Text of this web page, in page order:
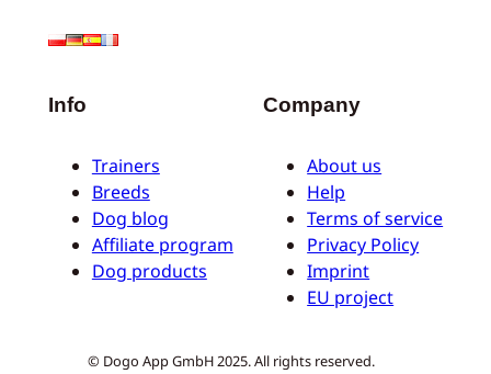
Info
Trainers
Breeds
Dog blog
Affiliate program
Dog products
Company
About us
Help
Terms of service
Privacy Policy
Imprint
EU project
© Dogo App GmbH 2025. All rights reserved.